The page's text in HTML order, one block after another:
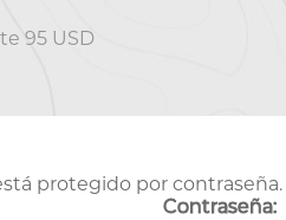
95 USD
protegido por
Contraseña: